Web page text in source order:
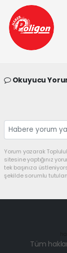
Okuyucu
Yorum yazarak
sitesine yaptığınız
tek başınıza
şekilde sorumlu
Tüm